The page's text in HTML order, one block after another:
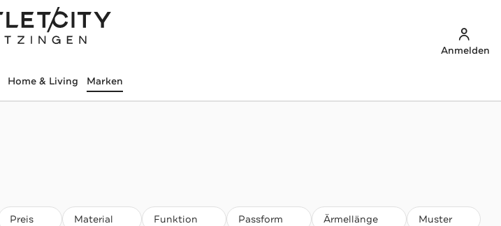
Anmelden
Home & Living Marken
Preis Material Funktion Passform Ärmellänge
Muster